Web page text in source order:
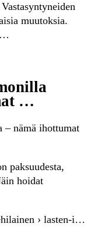
muutoksia.
…
nämä ihottumat
paksuudesta,
hoidat
› lasten-i…